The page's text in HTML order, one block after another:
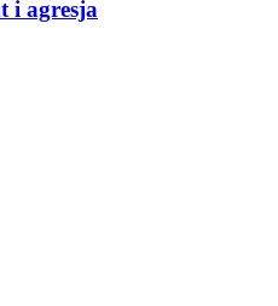
i agresja